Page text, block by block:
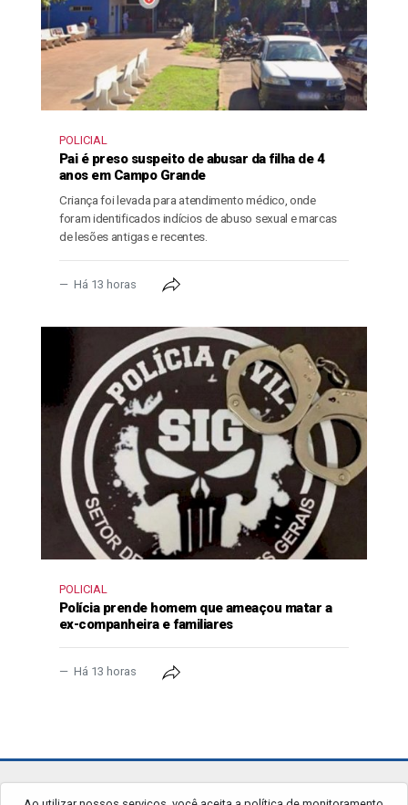
POLICIAL
Pai é preso suspeito de abusar da filha de 4
anos em Campo Grande
Criança foi levada para atendimento médico, onde
foram identificados indícios de abuso sexual e marcas
de lesões antigas e recentes.
Há 13 horas
POLICIAL
Polícia prende homem que ameaçou matar a
ex-companheira e familiares
Há 13 horas
jornalgrandourados.com.br